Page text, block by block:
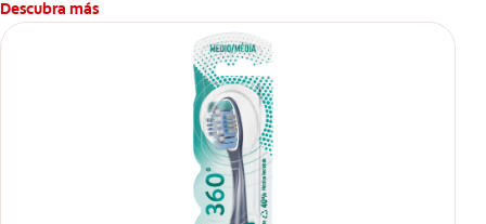
Descubra más